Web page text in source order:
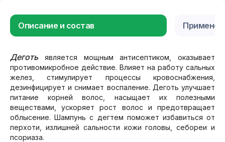
Описание и состав
Деготьявляется мощным антисептиком, оказывает
противомикробное действие. Влияет на работу сальных
желез, стимулирует процессы кровоснабжения,
дезинфицирует и снимает воспаление. Деготь улучшает
питание корней волос, насыщает их полезными
веществами, ускоряет рост волос и предотвращает
облысение. Шампунь с дегтем поможет избавиться от
перхоти, излишней сальности кожи головы, себореи и
псориаза.